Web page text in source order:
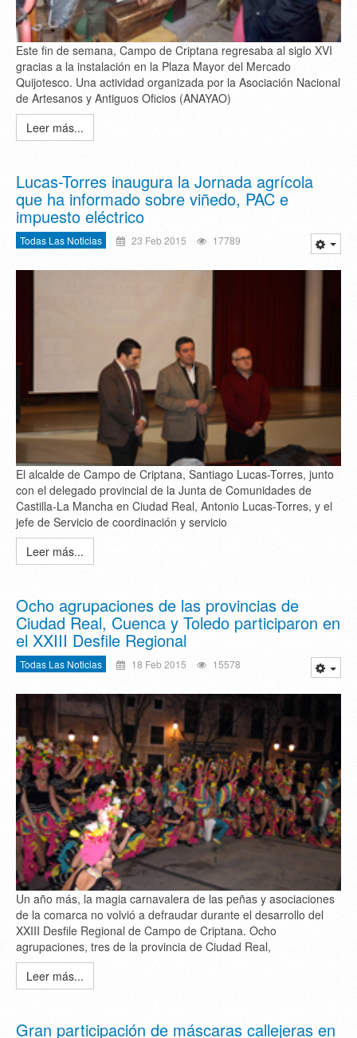
Este fin de semana, Campo de Criptana regresaba al siglo XVI
gracias a la instalación en la Plaza Mayor del Mercado
Quijotesco. Una actividad organizada por la Asociación Nacional
de Artesanos y Antiguos Oficios (ANAYAO)
Leer más...
Lucas-Torres inaugura la Jornada agrícola
que ha informado sobre viñedo, PAC e
impuesto eléctrico
Todas Las Noticias 23 Feb 2015 17789
El alcalde de Campo de Criptana, Santiago Lucas-Torres, junto
con el delegado provincial de la Junta de Comunidades de
Castilla-La Mancha en Ciudad Real, Antonio Lucas-Torres, y el
jefe de Servicio de coordinación y servicio
Leer más...
Ocho agrupaciones de las provincias de
Ciudad Real, Cuenca y Toledo participaron en
el XXIII Desfile Regional
Todas Las Noticias 18 Feb 2015 15578
Un año más, la magia carnavalera de las peñas y asociaciones
de la comarca no volvió a defraudar durante el desarrollo del
XXIII Desfile Regional de Campo de Criptana. Ocho
agrupaciones, tres de la provincia de Ciudad Real,
Leer más...
Gran participación de máscaras callejeras en